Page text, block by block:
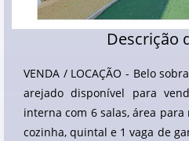
Descrição
VENDA / LOCAÇÃO - Belo
arejado disponível para
interna com 6 salas, área para
cozinha, quintal e 1 vaga de